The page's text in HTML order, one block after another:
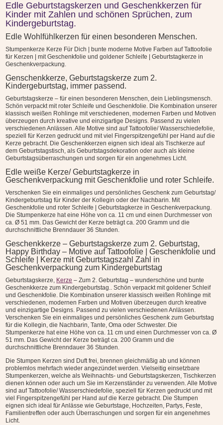
Geburtstag
-
Kindergeburtstag
Edle Geburtstagskerzen und Geschenkkerzen für
Kinder mit Zahlen und schönen Sprüchen, zum
Kindergeburtstag.
Edle Wohlfühlkerzen für einen besonderen Menschen.
Stumpenkerze Kerze Für Dich | bunte moderne Motive Farben auf Tattoofolie
für Kerzen | mit Geschenkfolie und goldener Schleife | Geburtstagkerze in
Geschenkverpackung.
Genschenkkerze, Geburtstagskerze zum 2.
Kindergeburtstag, immer passend.
Geburtstagskerze – für einen besonderen Menschen, dein Lieblingsmensch.
Schön verpackt mit roter Schleife und Geschenkfolie. Die Kombination unserer
klassisch weißen Rohlinge mit verschiedenen, modernen Farben und Motiven
überzeugen durch kreative und einzigartige Designs. Passend zu vielen
verschiedenen Anlässen. Alle Motive sind auf Tattoofolie/ Wasserschiedefolie,
speziell für Kerzen gedruckt und mit viel Fingerspitzengefühl per Hand auf die
Kerze gebracht. Die Geschenkkerzen eignen sich ideal als Tischkerze auf
dem Geburtstagstisch, als Geburtstagsdekoration oder auch als kleine
Geburtstagsüberraschungen und sorgen für ein angenehmes Licht.
Edle weiße Kerze/ Geburtstagkerze in
Geschenkverpackung mit Geschenkfolie und roter Schleife.
Verschenken Sie ein einmaliges und persönliches Geschenk zum Geburtstag/
Kindergeburtstag für Kinder der Kollegin oder der Nachbarin. Mit
Geschenkfolie und roter Schleife | Geburtstagkerze in Geschenkverpackung.
Die Stumpenkerze hat eine Höhe von ca. 11 cm und einen Durchmesser von
ca. Ø 51 mm. Das Gewicht der Kerze beträgt ca. 200 Gramm und die
durchschnittliche Brenndauer 36 Stunden.
Geschenkkerze – Geburtstagskerze zum 2. Geburtstag,
Happy Birthday – Motive auf Tattoofolie | Geschenkfolie und
Schleife | Kerze mit Geburtstagszahl Zahl in
Geschenkverpackung zum Kindergeburtstag
Geburtstagskerze, Kerze – Zum 2. Geburtstag – wunderschöne und bunte
Geschenkkerze zum Kindergeburtstag.. Schön verpackt mit goldener Schleif
und Geschenkfolie. Die Kombination unserer klassisch weißen Rohlinge mit
verschiedenen, modernen Farben und Motiven überzeugen durch kreative
und einzigartige Designs. Passend zu vielen verschiedenen Anlässen.
Verschenken Sie ein einmaliges und persönliches Geschenk zum Geburtstag
für die Kollegin, die Nachbarin, Tante, Oma oder Schwester. Die
Stumpenkerze hat eine Höhe von ca. 11 cm und einen Durchmesser von ca. Ø
51 mm. Das Gewicht der Kerze beträgt ca. 200 Gramm und die
durchschnittliche Brenndauer 36 Stunden.
Die Stumpen Kerzen sind Duft frei, brennen gleichmäßig ab und können
problemlos mehrfach wieder angezündet werden. Vielseitig einsetzbare
Stumpenkerzen, welche als Weihnachts- und Geburtstagskerzen, Tischkerzen
dienen können oder auch um Sie im Kerzenständer zu verwenden. Alle Motive
sind auf Tattoofolie/ Wasserschiedefolie, speziell für Kerzen gedruckt und mit
viel Fingerspitzengefühl per Hand auf die Kerze gebracht. Die Stumpen
eignen sich ideal für Anlässe wie Geburtstage, Hochzeiten, Partys, Feste,
Familientreffen oder auch Überraschungen und sorgen für ein angenehmes
Licht.